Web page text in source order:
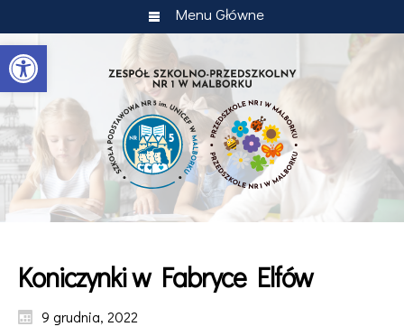
Otwórz pasek narzędzi
Menu Główne
Koniczynki w Fabryce Elfów
9 grudnia, 2022